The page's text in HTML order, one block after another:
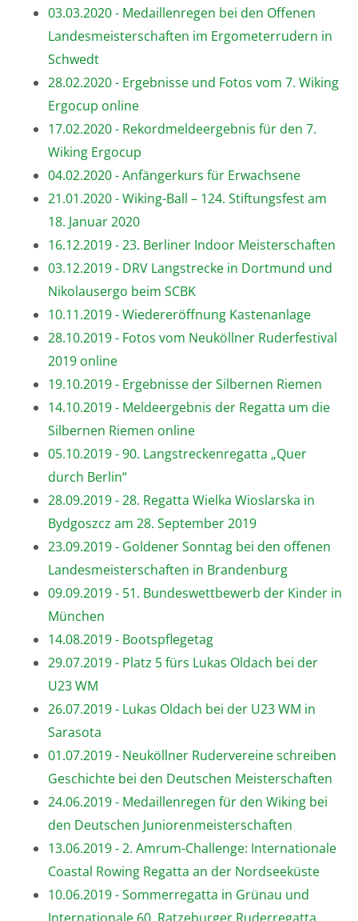
03.03.2020 - Medaillenregen bei den Offenen
Landesmeisterschaften im Ergometerrudern in
Schwedt
28.02.2020 - Ergebnisse und Fotos vom 7. Wiking
Ergocup online
17.02.2020 - Rekordmeldeergebnis für den 7.
Wiking Ergocup
04.02.2020 - Anfängerkurs für Erwachsene
21.01.2020 - Wiking-Ball – 124. Stiftungsfest am
18. Januar 2020
16.12.2019 - 23. Berliner Indoor Meisterschaften
03.12.2019 - DRV Langstrecke in Dortmund und
Nikolausergo beim SCBK
10.11.2019 - Wiedereröffnung Kastenanlage
28.10.2019 - Fotos vom Neuköllner Ruderfestival
2019 online
19.10.2019 - Ergebnisse der Silbernen Riemen
14.10.2019 - Meldeergebnis der Regatta um die
Silbernen Riemen online
05.10.2019 - 90. Langstreckenregatta „Quer
durch Berlin“
28.09.2019 - 28. Regatta Wielka Wioslarska in
Bydgoszcz am 28. September 2019
23.09.2019 - Goldener Sonntag bei den offenen
Landesmeisterschaften in Brandenburg
09.09.2019 - 51. Bundeswettbewerb der Kinder in
München
14.08.2019 - Bootspflegetag
29.07.2019 - Platz 5 fürs Lukas Oldach bei der
U23 WM
26.07.2019 - Lukas Oldach bei der U23 WM in
Sarasota
01.07.2019 - Neuköllner Rudervereine schreiben
Geschichte bei den Deutschen Meisterschaften
24.06.2019 - Medaillenregen für den Wiking bei
den Deutschen Juniorenmeisterschaften
13.06.2019 - 2. Amrum-Challenge: Internationale
Coastal Rowing Regatta an der Nordseeküste
10.06.2019 - Sommerregatta in Grünau und